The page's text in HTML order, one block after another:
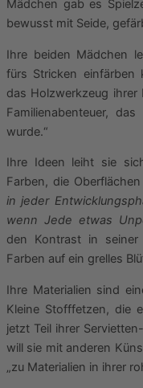
Mädchen gab es
bewusst mit Seide,
Ihre beiden Mädchen
fürs Stricken einfärben
das Holzwerkzeug ihrer
Familienabenteuer,
wurde.“
Ihre Ideen leiht sie
Farben, die
in jeder
wenn Jede etwas
den Kontrast in
Farben auf ein grelles
Ihre Materialien sind
Kleine Stofffetzen, die
jetzt Teil ihrer
will sie mit anderen
„zu Materialien in ihrer